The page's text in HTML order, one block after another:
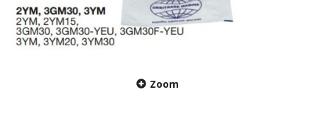
Zoom